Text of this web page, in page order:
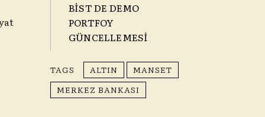
BİST DE DEMO
PORTFOY
GÜNCELLEMESİ
TAGS ALTIN
MANSET
MERKEZ BANKASI